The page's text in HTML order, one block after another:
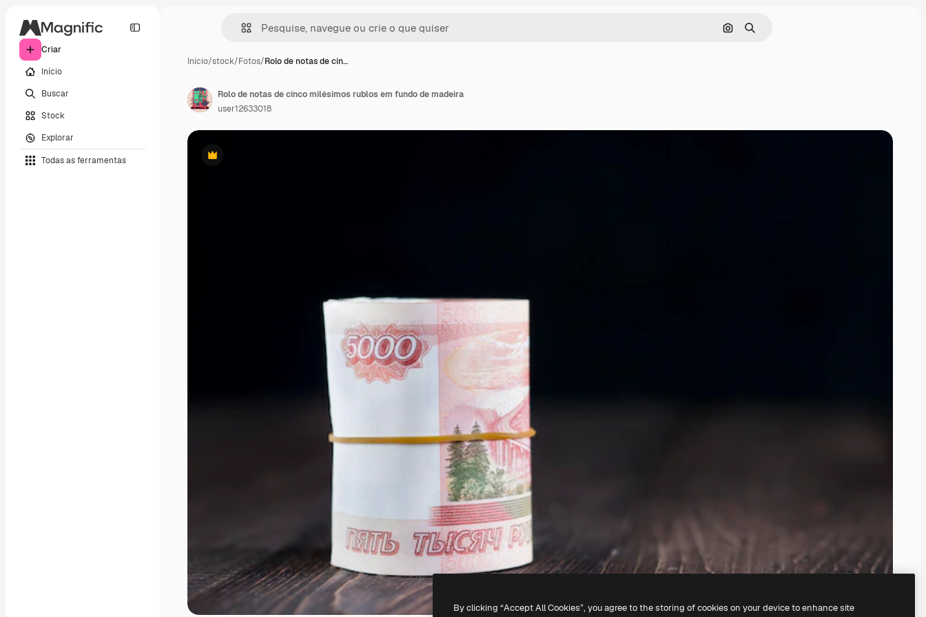
Criar
Início
Buscar
Stock
Explorar
Todas as ferramentas
Pesquisar por imagem
Buscar
Início/stock/Fotos/Rolo de notas de cin…
Premium
Rolo de notas de cinco milésimos rublos em fundo de madeira
user12633018
By clicking “Accept All Cookies”, you agree to the storing of cookies on your device to enhance site